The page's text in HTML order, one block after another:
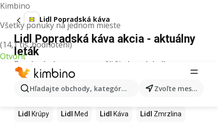
Kimbino
Všetky ponuky na jednom mieste
(14,1 tis. hodnotení)
Otvoriť
Hľadajte obchody, kategórie, produkty... Zvoľte mesto
Lidl Popradská káva
Lidl Popradská káva akcia - aktuálny
leták
Pre daný výraz sme nenašli žiadne výsledky.
Ďalšie produkty v obchodoch Lidl
Lidl Kiwi LidlMango Lidl
Lidl Krúpy Lidl Med Lidl Káva Lidl Zmrzlina